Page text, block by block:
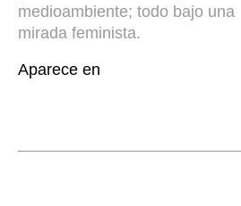
medioambiente; todo bajo una
mirada feminista.
Aparece en